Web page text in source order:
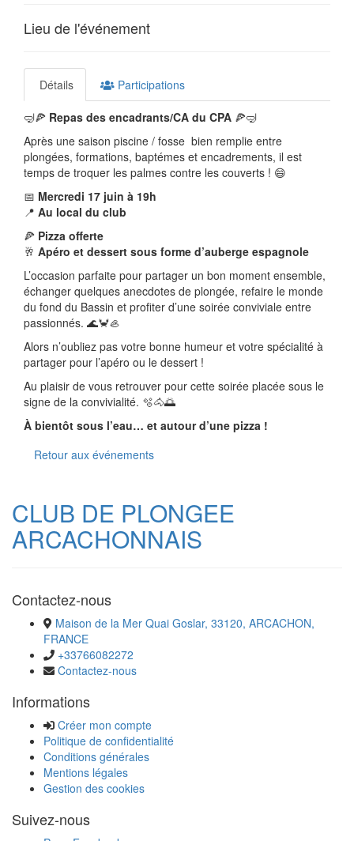
Lieu de l'événement
Détails Participations
🤿🍕 Repas des encadrants/CA du CPA 🍕🤿
Après une saison piscine / fosse bien remplie entre
plongées, formations, baptémes et encadrements, il est
temps de troquer les palmes contre les couverts ! 😄
📅 Mercredi 17 juin à 19h
📍 Au local du club
🍕 Pizza offerte
🥂 Apéro et dessert sous forme d’auberge espagnole
L’occasion parfaite pour partager un bon moment ensemble,
échanger quelques anecdotes de plongée, refaire le monde
du fond du Bassin et profiter d’une soirée conviviale entre
passionnés. 🌊🦀🦪
Alors n’oubliez pas votre bonne humeur et votre spécialité à
partager pour l’apéro ou le dessert !
Au plaisir de vous retrouver pour cette soirée placée sous le
signe de la convivialité. 🫧🐴🌅
À bientôt sous l’eau… et autour d’une pizza !
Retour aux événements
CLUB DE PLONGEE
ARCACHONNAIS
Contactez-nous
Maison de la Mer Quai Goslar, 33120, ARCACHON,
FRANCE
+33766082272
Contactez-nous
Informations
Créer mon compte
Politique de confidentialité
Conditions générales
Mentions légales
Gestion des cookies
Suivez-nous